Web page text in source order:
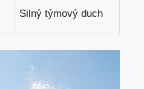
Silný týmový duch